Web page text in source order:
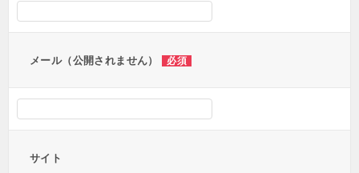
ョ
メール（公開されません） 必須
サイト